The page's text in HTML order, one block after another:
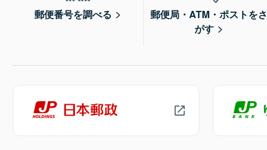
郵便番号を調べる
郵便局・ATM・ポストをさ
がす